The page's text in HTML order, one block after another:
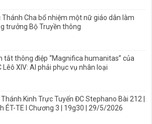
Cha bổ nhiệm một nữ giáo dân làm
trưởng Bộ Truyền thông
tắt thông điệp “Magnifica humanitas” của
Lêô XIV: AI phải phục vụ nhân loại
Thánh Kinh Trực Tuyến ĐC Stephano Bài 212 |
ÉT-TE I Chương 3 | 19g30 | 29/5/2026